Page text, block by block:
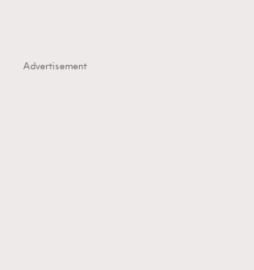
Advertisement